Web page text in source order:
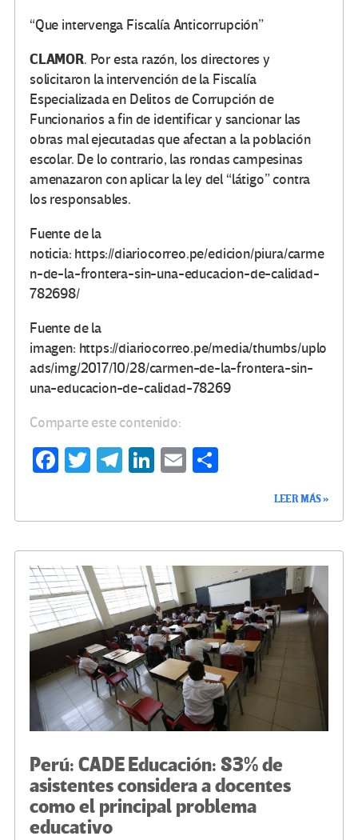
“Que intervenga Fiscalía Anticorrupción”
CLAMOR. Por esta razón, los directores y
solicitaron la intervención de la Fiscalía
Especializada en Delitos de Corrupción de
Funcionarios a fin de identificar y sancionar las
obras mal ejecutadas que afectan a la población
escolar. De lo contrario, las rondas campesinas
amenazaron con aplicar la ley del “látigo” contra
los responsables.
Fuente de la
noticia: https://diariocorreo.pe/edicion/piura/carme
n-de-la-frontera-sin-una-educacion-de-calidad-
782698/
Fuente de la
imagen: https://diariocorreo.pe/media/thumbs/uplo
ads/img/2017/10/28/carmen-de-la-frontera-sin-
una-educacion-de-calidad-78269
Comparte este contenido:
Fa
o
k
T
Te
m
Li
n
E
ar
tir
LEER MÁS »
Perú: CADE Educación: 83% de
asistentes considera a docentes
como el principal problema
educativo